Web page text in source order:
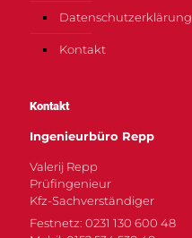
Datenschutzerklärung
Kontakt
Kontakt
Ingenieurbüro Repp
Valerij Repp
Prüfingenieur
Kfz-Sachverständiger
Festnetz: 0231 130 600 48